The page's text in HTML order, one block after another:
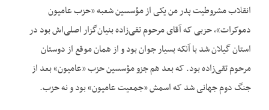
انقلاب مشروطیت پدر من یکی از مؤسسین شعبه «حزب عامیون
دموکرات»، حزبی که آقای مرحوم تقی‌زاده بنیان‌گزار اصلی‌اش بود در
استان گیلان شد با آنکه بسیار جوان بود و از همان موقع از دوستان
مرحوم تقی‌زاده بود. که بعد هم جزو مؤسسین حزب «عامیون» بعد از
جنگ دوم جهانی شد که اسمش «جمعیت عامیون» بود و نه حزب.